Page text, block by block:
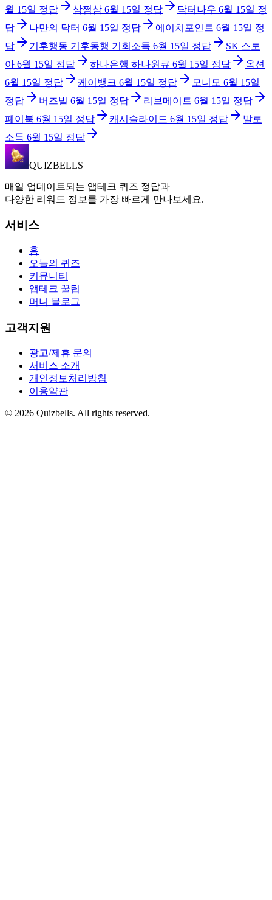
월 15일 정답 삼쩜삼 6월 15일 정답 닥터나우 6월 15일 정
답
나만의 닥터 6월 15일 정답 에이치포인트 6월 15일 정
답
기후행동 기후동행 기회소득 6월 15일 정답
SK 스토
아 6월 15일 정답 하나은행 하나원큐 6월 15일 정답
옥션
6월 15일 정답 케이뱅크 6월 15일 정답 모니모 6월 15일
정답
버즈빌 6월 15일 정답 리브메이트 6월 15일 정답
페이북 6월 15일 정답 캐시슬라이드 6월 15일 정답
발로
소득 6월 15일 정답
QUIZBELLS
매일 업데이트되는 앱테크 퀴즈 정답과
다양한 리워드 정보를 가장 빠르게 만나보세요.
서비스
홈
오늘의 퀴즈
커뮤니티
앱테크 꿀팁
머니 블로그
고객지원
광고/제휴 문의
서비스 소개
개인정보처리방침
이용약관
© 2026 Quizbells. All rights reserved.